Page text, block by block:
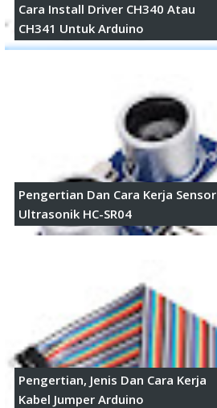
Cara Install Driver CH340 Atau
CH341 Untuk Arduino
Pengertian Dan Cara Kerja Sensor
Ultrasonik HC-SR04
Pengertian, Jenis Dan Cara Kerja
Kabel Jumper Arduino